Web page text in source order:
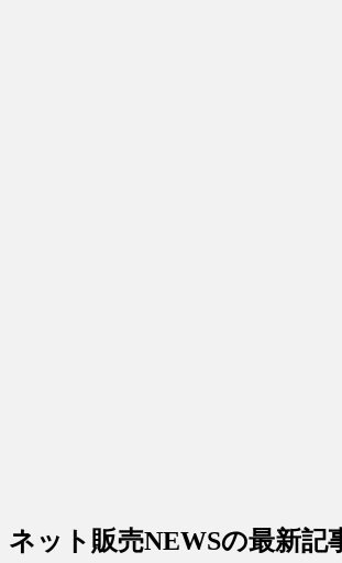
ネット販売NEWSの最新記